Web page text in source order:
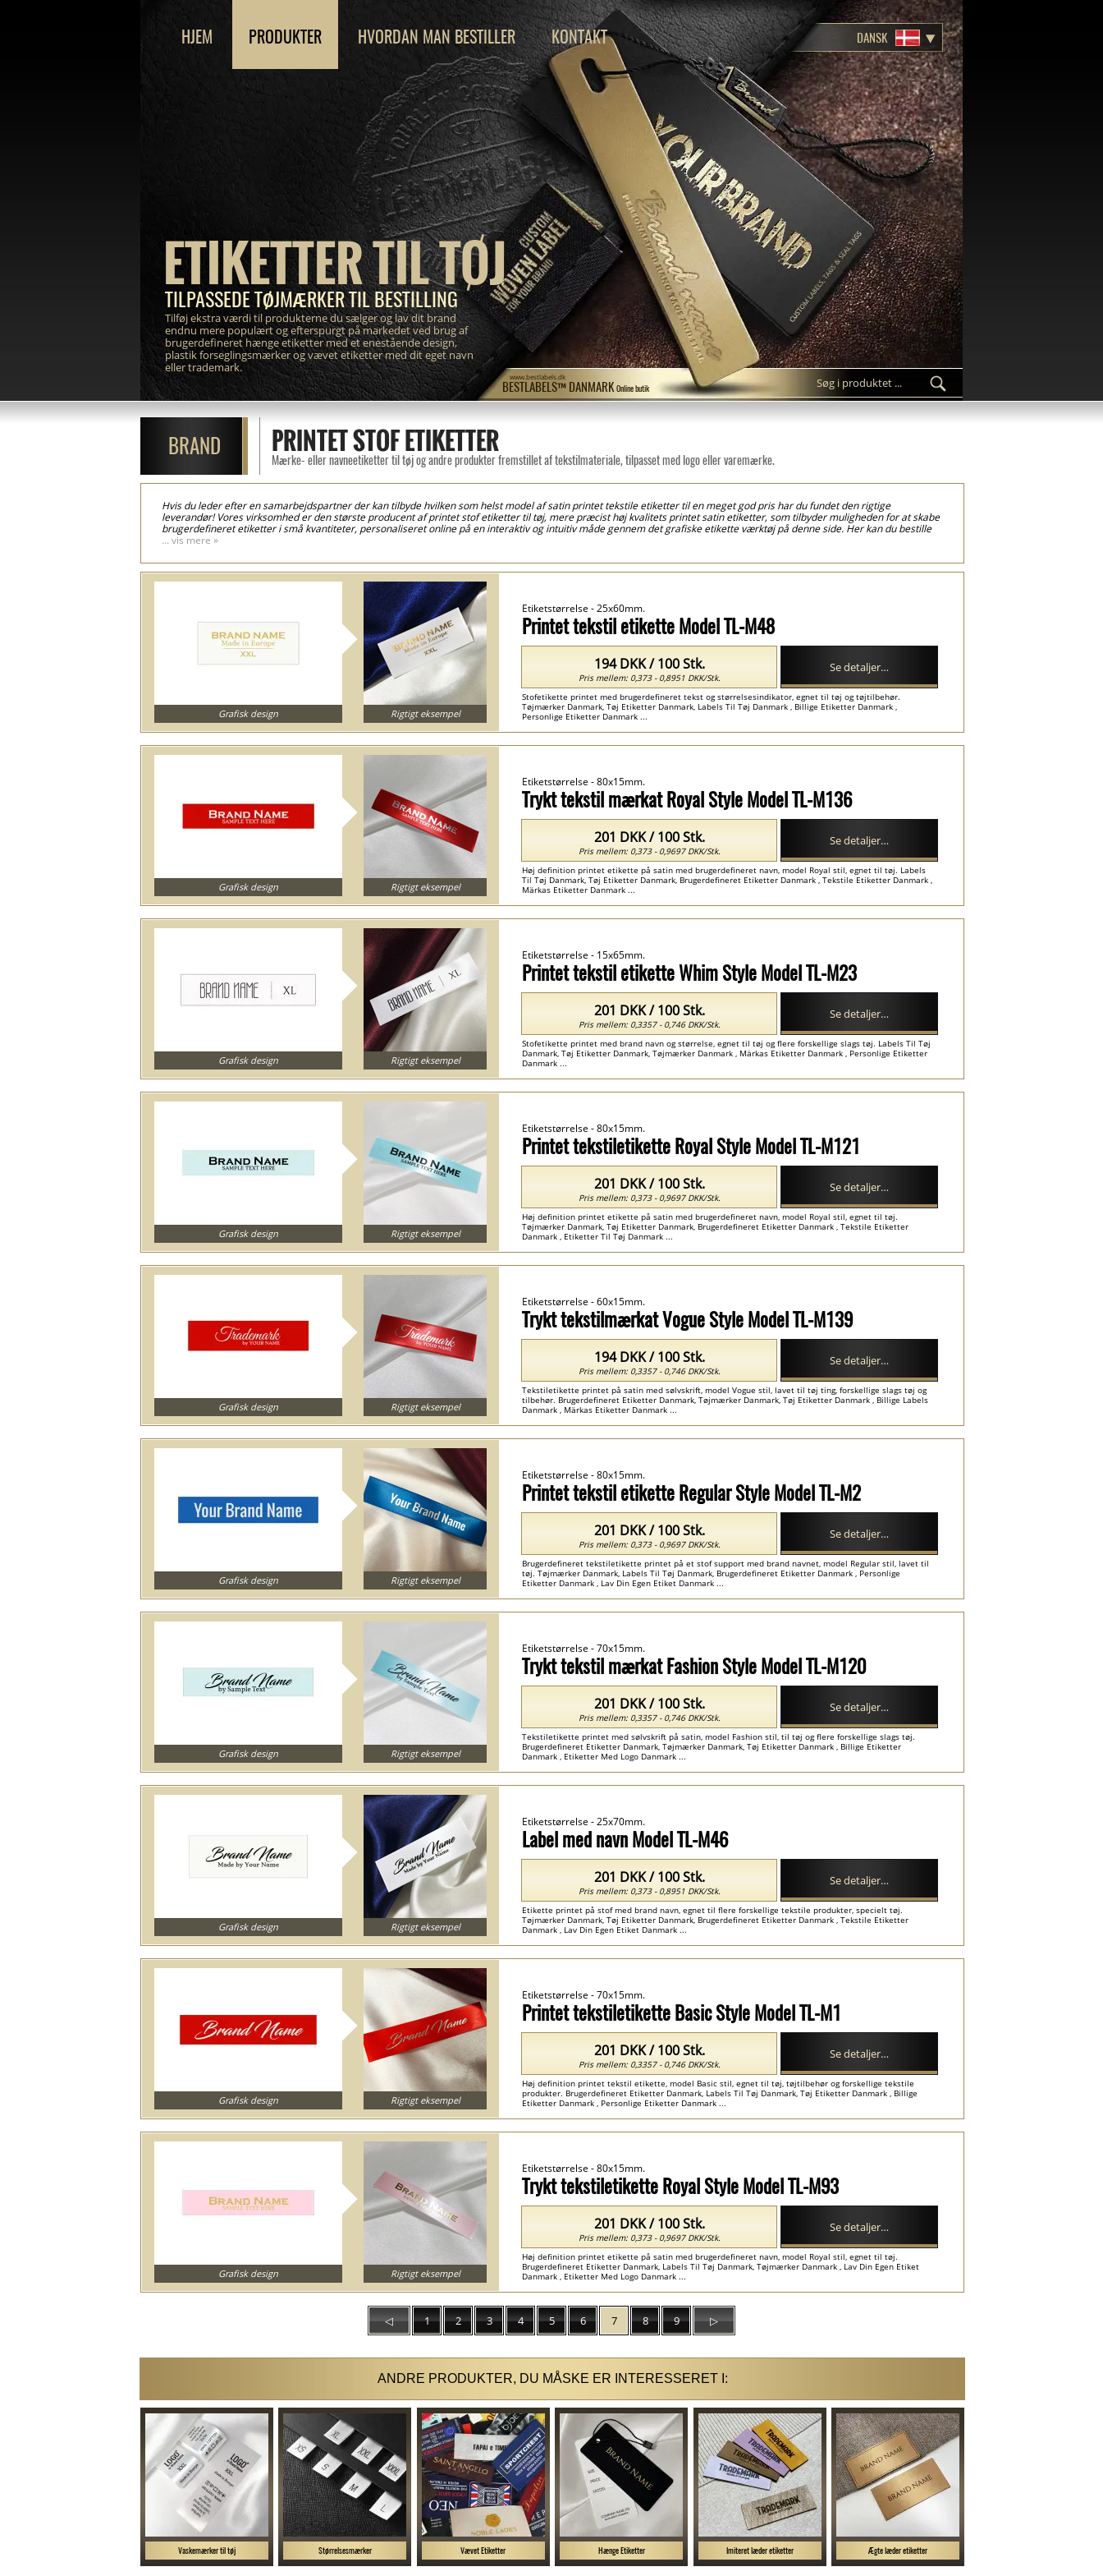
BESTLABELS™ DANMARKOnline butik
www.bestlabels.dk
ETIKETTER TIL TØJ
TILPASSEDE TØJMÆRKER TIL BESTILLING
Tilføj ekstra værdi til produkterne du sælger og lav dit brand
endnu mere populært og efterspurgt på markedet ved brug af
brugerdefineret hænge etiketter med et enestående design,
plastik forseglingsmærker og vævet etiketter med dit eget navn
eller trademark.
HJEM PRODUKTER HVORDAN MAN BESTILLER KONTAKT DANSK
BRAND PRINTET STOF ETIKETTER
Mærke- eller navneetiketter til tøj og andre produkter fremstillet af tekstilmateriale, tilpasset med logo eller varemærke.
Hvis du leder efter en samarbejdspartner der kan tilbyde hvilken som helst model af satin printet tekstile etiketter til en meget god pris har du fundet den rigtige
leverandør! Vores virksomhed er den største producent af printet stof etiketter til tøj, mere præcist høj kvalitets printet satin etiketter, som tilbyder muligheden for at skabe
brugerdefineret etiketter i små kvantiteter, personaliseret online på en interaktiv og intuitiv måde gennem det grafiske etikette værktøj på denne side. Her kan du bestille
forskellige modeller af tøj etiketter, printet på satin af forskellige farver, og for at simplificere syningsprocessen i det skræddersyet værksted, disse er levereret skåret til
teknologi der resulterer i tøj etiketter printet i den højeste resolution med meget klare detaljer såsom vasketøjssymboler på vaske guide etiketterne eller en artistisk font i
håndskreven form på tøj brand etiketterne. Brugerdefineret syningsetiketter lavet af satin kan bruges til tøj og flere forskellige tøj tilbehør, men også til andre tekstile
produkter, såsom: madrasser, forhæng, sengetøj, osv.
... vis mere »
Printet tekstil etikette Model TL-M48
Etiketstørrelse - 25x60mm.
Stofetikette printet med brugerdefineret tekst og størrelsesindikator, egnet til tøj og tøjtilbehør.
Tøjmærker Danmark, Tøj Etiketter Danmark, Labels Til Tøj Danmark , Billige Etiketter Danmark ,
Personlige Etiketter Danmark ...
194 DKK / 100 Stk.
Pris mellem: 0,373 - 0,8951 DKK/Stk.
Se detaljer…
Grafisk design Rigtigt eksempel
Trykt tekstil mærkat Royal Style Model TL-M136
Etiketstørrelse - 80x15mm.
Høj definition printet etikette på satin med brugerdefineret navn, model Royal stil, egnet til tøj. Labels
Til Tøj Danmark, Tøj Etiketter Danmark, Brugerdefineret Etiketter Danmark , Tekstile Etiketter Danmark ,
Märkas Etiketter Danmark ...
201 DKK / 100 Stk.
Pris mellem: 0,373 - 0,9697 DKK/Stk.
Se detaljer…
Grafisk design Rigtigt eksempel
Printet tekstil etikette Whim Style Model TL-M23
Etiketstørrelse - 15x65mm.
Stofetikette printet med brand navn og størrelse, egnet til tøj og flere forskellige slags tøj. Labels Til Tøj
Danmark, Tøj Etiketter Danmark, Tøjmærker Danmark , Märkas Etiketter Danmark , Personlige Etiketter
Danmark ...
201 DKK / 100 Stk.
Pris mellem: 0,3357 - 0,746 DKK/Stk.
Se detaljer…
Grafisk design Rigtigt eksempel
Printet tekstiletikette Royal Style Model TL-M121
Etiketstørrelse - 80x15mm.
Høj definition printet etikette på satin med brugerdefineret navn, model Royal stil, egnet til tøj.
Tøjmærker Danmark, Tøj Etiketter Danmark, Brugerdefineret Etiketter Danmark , Tekstile Etiketter
Danmark , Etiketter Til Tøj Danmark ...
201 DKK / 100 Stk.
Pris mellem: 0,373 - 0,9697 DKK/Stk.
Se detaljer…
Grafisk design Rigtigt eksempel
Trykt tekstilmærkat Vogue Style Model TL-M139
Etiketstørrelse - 60x15mm.
Tekstiletikette printet på satin med sølvskrift, model Vogue stil, lavet til tøj ting, forskellige slags tøj og
tilbehør. Brugerdefineret Etiketter Danmark, Tøjmærker Danmark, Tøj Etiketter Danmark , Billige Labels
Danmark , Märkas Etiketter Danmark ...
194 DKK / 100 Stk.
Pris mellem: 0,3357 - 0,746 DKK/Stk.
Se detaljer…
Grafisk design Rigtigt eksempel
Printet tekstil etikette Regular Style Model TL-M2
Etiketstørrelse - 80x15mm.
Brugerdefineret tekstiletikette printet på et stof support med brand navnet, model Regular stil, lavet til
tøj. Tøjmærker Danmark, Labels Til Tøj Danmark, Brugerdefineret Etiketter Danmark , Personlige
Etiketter Danmark , Lav Din Egen Etiket Danmark ...
201 DKK / 100 Stk.
Pris mellem: 0,373 - 0,9697 DKK/Stk.
Se detaljer…
Grafisk design Rigtigt eksempel
Trykt tekstil mærkat Fashion Style Model TL-M120
Etiketstørrelse - 70x15mm.
Tekstiletikette printet med sølvskrift på satin, model Fashion stil, til tøj og flere forskellige slags tøj.
Brugerdefineret Etiketter Danmark, Tøjmærker Danmark, Tøj Etiketter Danmark , Billige Etiketter
Danmark , Etiketter Med Logo Danmark ...
201 DKK / 100 Stk.
Pris mellem: 0,3357 - 0,746 DKK/Stk.
Se detaljer…
Grafisk design Rigtigt eksempel
Label med navn Model TL-M46
Etiketstørrelse - 25x70mm.
Etikette printet på stof med brand navn, egnet til flere forskellige tekstile produkter, specielt tøj.
Tøjmærker Danmark, Tøj Etiketter Danmark, Brugerdefineret Etiketter Danmark , Tekstile Etiketter
Danmark , Lav Din Egen Etiket Danmark ...
201 DKK / 100 Stk.
Pris mellem: 0,373 - 0,8951 DKK/Stk.
Se detaljer…
Grafisk design Rigtigt eksempel
Printet tekstiletikette Basic Style Model TL-M1
Etiketstørrelse - 70x15mm.
Høj definition printet tekstil etikette, model Basic stil, egnet til tøj, tøjtilbehør og forskellige tekstile
produkter. Brugerdefineret Etiketter Danmark, Labels Til Tøj Danmark, Tøj Etiketter Danmark , Billige
Etiketter Danmark , Personlige Etiketter Danmark ...
201 DKK / 100 Stk.
Pris mellem: 0,3357 - 0,746 DKK/Stk.
Se detaljer…
Grafisk design Rigtigt eksempel
Trykt tekstiletikette Royal Style Model TL-M93
Etiketstørrelse - 80x15mm.
Høj definition printet etikette på satin med brugerdefineret navn, model Royal stil, egnet til tøj.
Brugerdefineret Etiketter Danmark, Labels Til Tøj Danmark, Tøjmærker Danmark , Lav Din Egen Etiket
Danmark , Etiketter Med Logo Danmark ...
201 DKK / 100 Stk.
Pris mellem: 0,373 - 0,9697 DKK/Stk.
Se detaljer…
Grafisk design Rigtigt eksempel
◁ 1 2 3 4 5 6 7 8 9 ▷
ANDRE PRODUKTER, DU MÅSKE ER INTERESSERET I:
Vaskemærker til tøj Størrelsesmærker Vævet Etiketter Hænge Etiketter Imiteret læder etiketter Ægte læder etiketter